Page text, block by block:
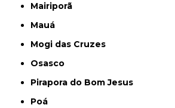
Mairiporã
Mauá
Mogi das Cruzes
Osasco
Pirapora do Bom Jesus
Poá